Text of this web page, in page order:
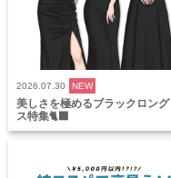
2026.07.30 NEW
美しさを極めるブラックロング
ス特集🐈‍⬛